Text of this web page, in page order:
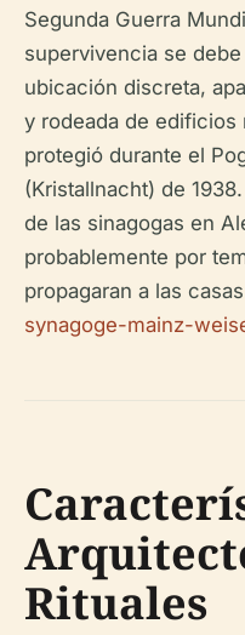
Segunda Guerra
supervivencia se
ubicación discreta,
y rodeada de edificios
protegió durante el
(Kristallnacht) de
de las sinagogas en
probablemente por
propagaran a las
synagoge-mainz-
Rituales